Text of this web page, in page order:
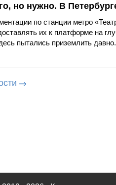
но нужно. В
по станции метро
их к платформе на
пытались приземлить давно.